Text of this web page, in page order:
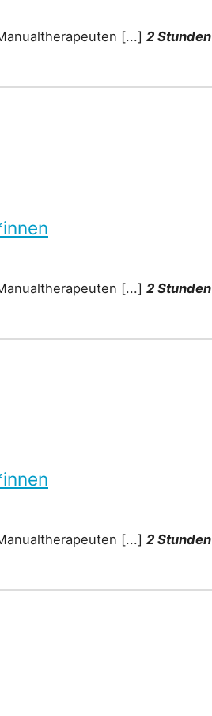
[...] 2 Stunden
[...] 2 Stunden
[...] 2 Stunden